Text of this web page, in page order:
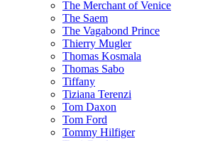
The Merchant of Venice
The Saem
The Vagabond Prince
Thierry Mugler
Thomas Kosmala
Thomas Sabo
Tiffany
Tiziana Terenzi
Tom Daxon
Tom Ford
Tommy Hilfiger